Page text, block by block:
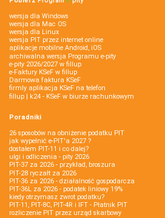
wersja dla Windows
wersja dla Mac OS
wersja dla Linux
wersja PIT przez internet online
aplikacje mobilne Android, iOS
archiwalna wersja Programu e-pity
e-pity 2026/2027 w fillup
e‑Faktury KSeF w fillup
Darmowa faktura KSeF
firmly aplikacja KSeF na telefon
fillup | k24 - KSeF w biurze rachunkowym
Poradniki
26 sposobów na obniżenie podatku PIT
jak wypełnić e-PIT'a 2027 ?
dostałem PIT-11 i co dalej?
ulgi i odliczenia - pity 2026
PIT-37 za 2026 - przykład, broszura
PIT-28 ryczałt za 2026
PIT-36 za 2026 - działalność gospodarcza
PIT-36L za 2026 - podatek liniowy 19%
kiedy otrzymasz zwrot podatku?
PIT-11, PIT-8C, PIT-4R i IFT - Płatnik PIT
rozliczenie PIT przez urząd skarbowy